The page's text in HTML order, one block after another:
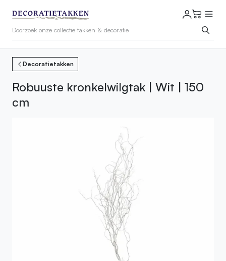
Decoratietakken
Robuuste kronkelwilgtak | Wit | 150
cm